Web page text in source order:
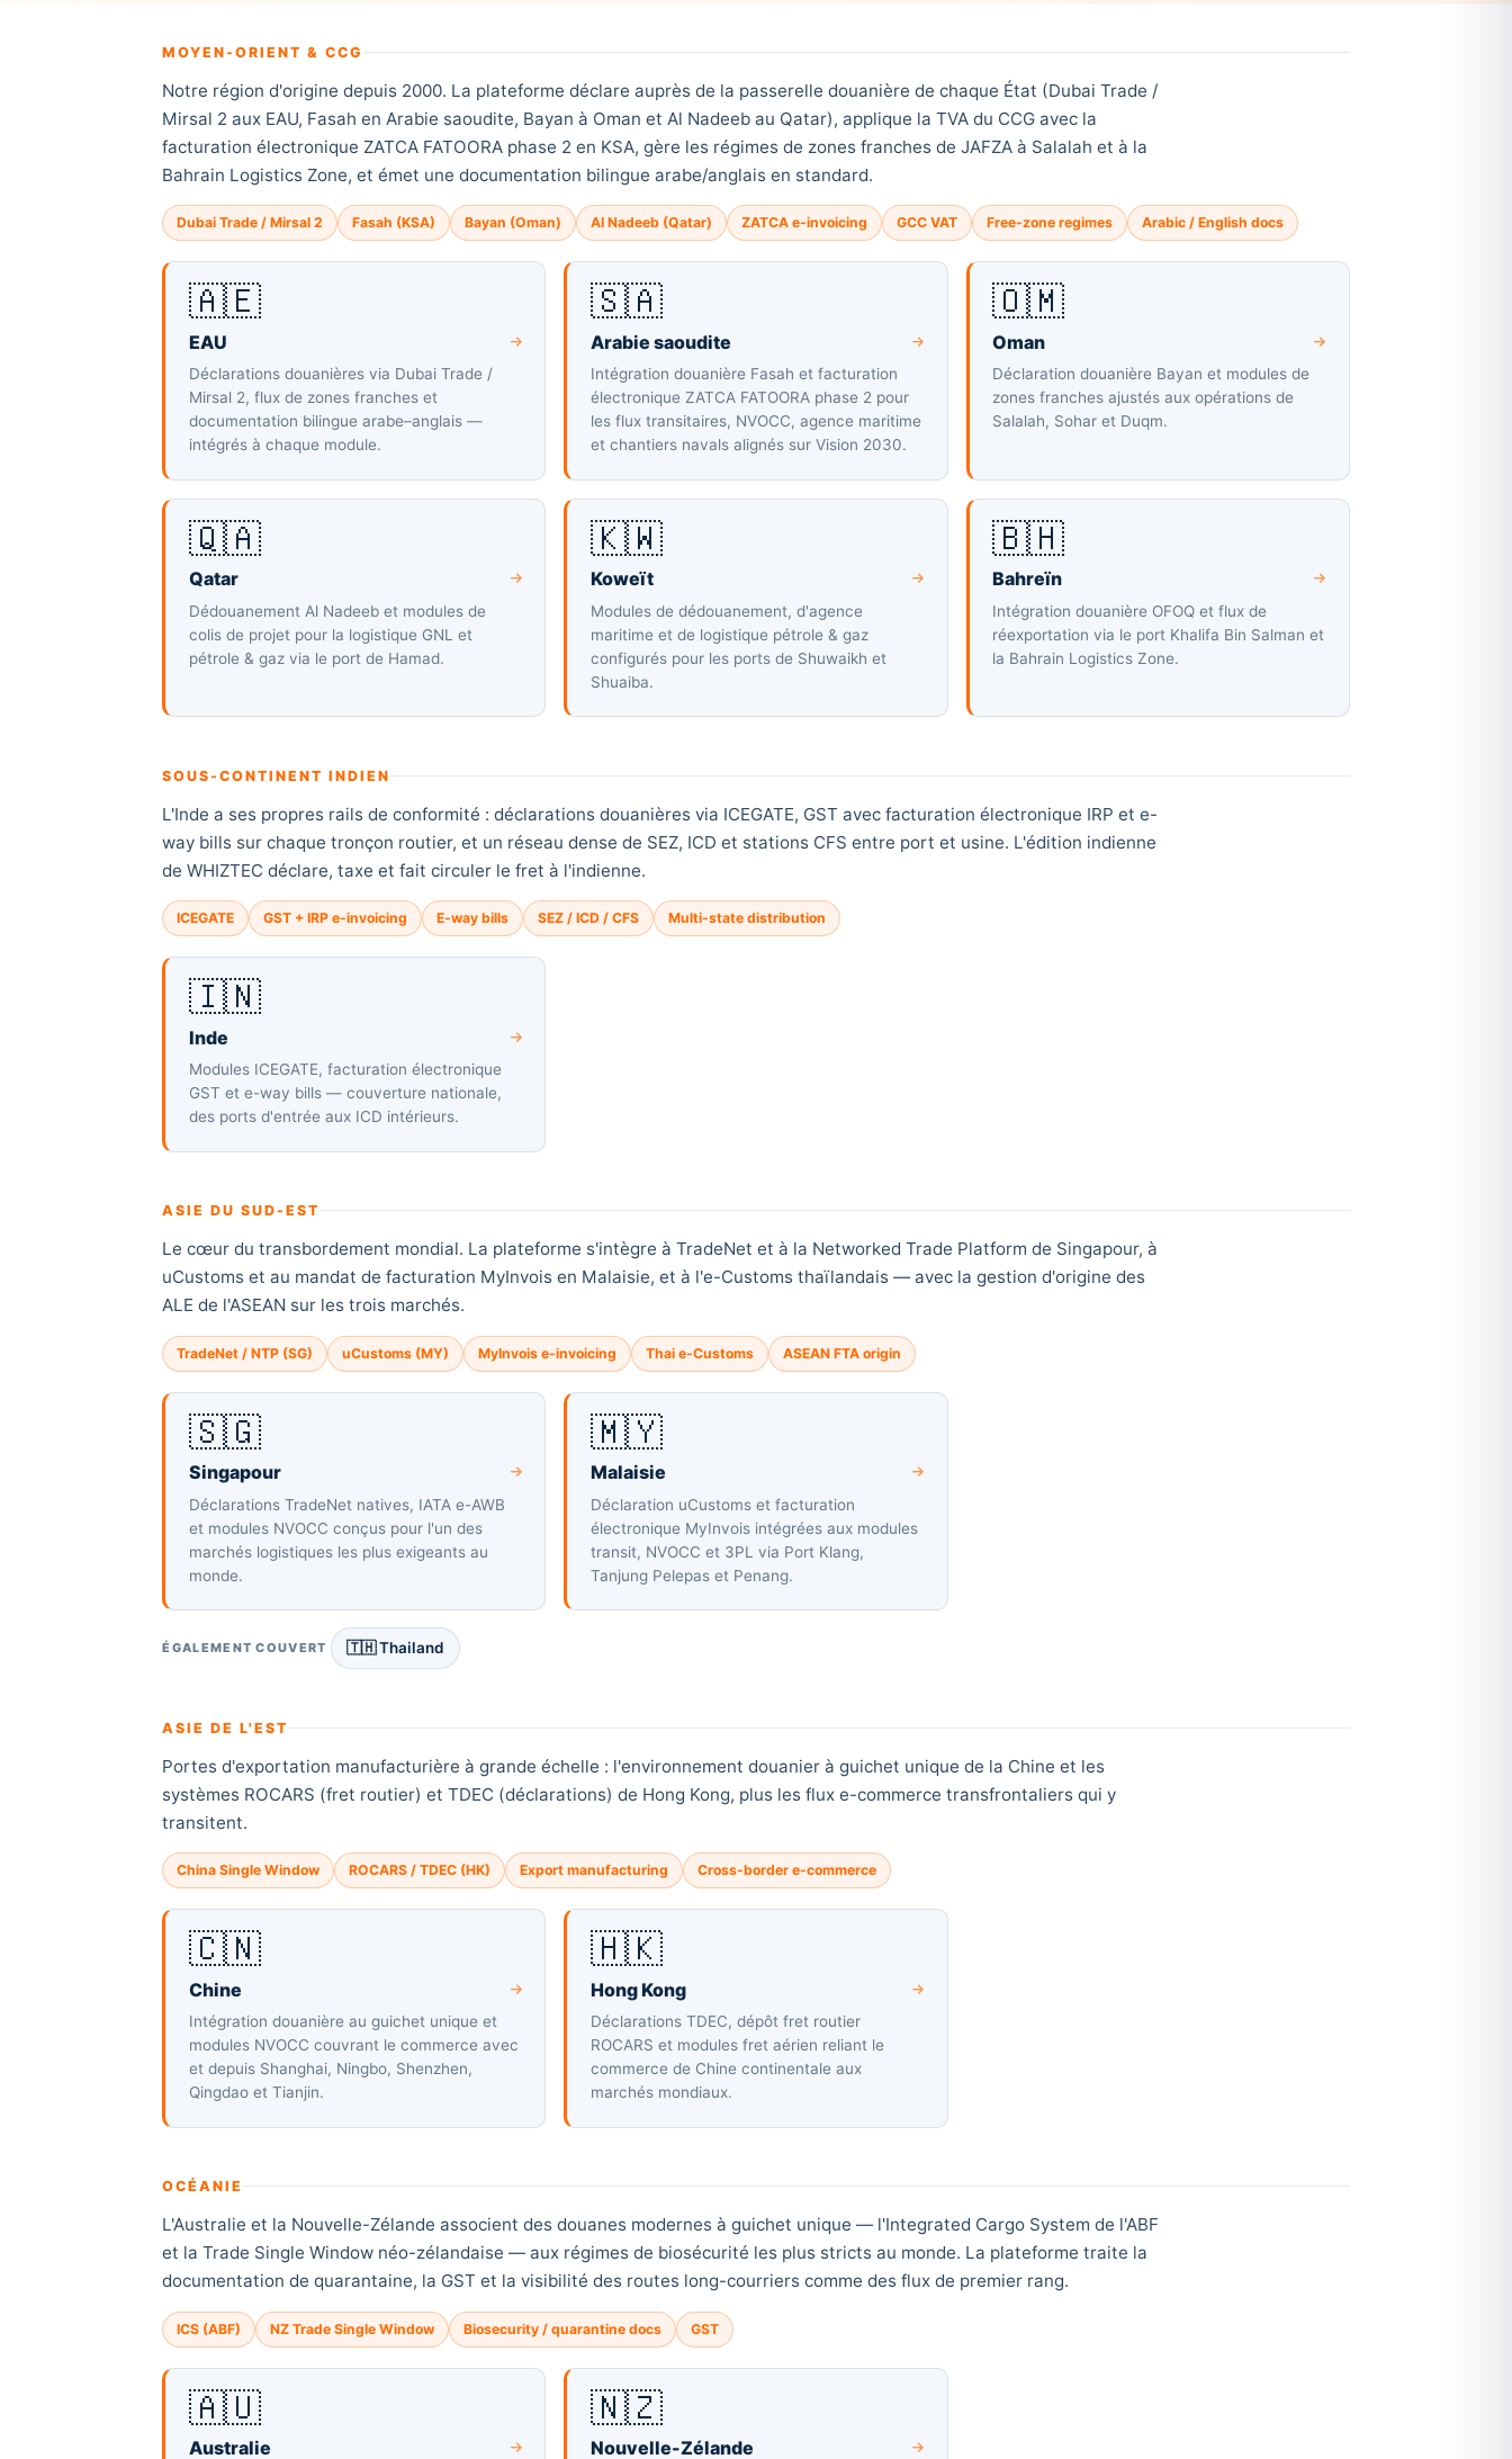
MOYEN-ORIENT & CCG
Notre région d'origine depuis 2000. La plateforme déclare auprès de la passerelle douanière de chaque État (Dubai Trade /
Mirsal 2 aux EAU, Fasah en Arabie saoudite, Bayan à Oman et Al Nadeeb au Qatar), applique la TVA du CCG avec la
facturation électronique ZATCA FATOORA phase 2 en KSA, gère les régimes de zones franches de JAFZA à Salalah et à la
Bahrain Logistics Zone, et émet une documentation bilingue arabe/anglais en standard.
Dubai Trade / Mirsal 2 Fasah (KSA) Bayan (Oman) Al Nadeeb (Qatar) ZATCA e-invoicing GCC VAT Free-zone regimes Arabic / English docs
🇦🇪
EAU
Déclarations douanières via Dubai Trade /
Mirsal 2, flux de zones franches et
documentation bilingue arabe–anglais —
intégrés à chaque module.
🇸🇦
Arabie saoudite
Intégration douanière Fasah et facturation
électronique ZATCA FATOORA phase 2 pour
les flux transitaires, NVOCC, agence maritime
et chantiers navals alignés sur Vision 2030.
🇴🇲
Oman
Déclaration douanière Bayan et modules de
zones franches ajustés aux opérations de
Salalah, Sohar et Duqm.
🇶🇦
Qatar
Dédouanement Al Nadeeb et modules de
colis de projet pour la logistique GNL et
pétrole & gaz via le port de Hamad.
🇰🇼
Koweït
Modules de dédouanement, d'agence
maritime et de logistique pétrole & gaz
configurés pour les ports de Shuwaikh et
Shuaiba.
🇧🇭
Bahreïn
Intégration douanière OFOQ et flux de
réexportation via le port Khalifa Bin Salman et
la Bahrain Logistics Zone.
SOUS-CONTINENT INDIEN
L'Inde a ses propres rails de conformité : déclarations douanières via ICEGATE, GST avec facturation électronique IRP et e-
way bills sur chaque tronçon routier, et un réseau dense de SEZ, ICD et stations CFS entre port et usine. L'édition indienne
de WHIZTEC déclare, taxe et fait circuler le fret à l'indienne.
ICEGATE GST + IRP e-invoicing E-way bills SEZ / ICD / CFS Multi-state distribution
🇮🇳
Inde
Modules ICEGATE, facturation électronique
GST et e-way bills — couverture nationale,
des ports d'entrée aux ICD intérieurs.
ASIE DU SUD-EST
Le cœur du transbordement mondial. La plateforme s'intègre à TradeNet et à la Networked Trade Platform de Singapour, à
uCustoms et au mandat de facturation MyInvois en Malaisie, et à l'e-Customs thaïlandais — avec la gestion d'origine des
ALE de l'ASEAN sur les trois marchés.
TradeNet / NTP (SG) uCustoms (MY) MyInvois e-invoicing Thai e-Customs ASEAN FTA origin
🇸🇬
Singapour
Déclarations TradeNet natives, IATA e-AWB
et modules NVOCC conçus pour l'un des
marchés logistiques les plus exigeants au
monde.
🇲🇾
Malaisie
Déclaration uCustoms et facturation
électronique MyInvois intégrées aux modules
transit, NVOCC et 3PL via Port Klang,
Tanjung Pelepas et Penang.
ÉGALEMENT COUVERT 🇹🇭 Thailand
ASIE DE L'EST
Portes d'exportation manufacturière à grande échelle : l'environnement douanier à guichet unique de la Chine et les
systèmes ROCARS (fret routier) et TDEC (déclarations) de Hong Kong, plus les flux e-commerce transfrontaliers qui y
transitent.
China Single Window ROCARS / TDEC (HK) Export manufacturing Cross-border e-commerce
🇨🇳
Chine
Intégration douanière au guichet unique et
modules NVOCC couvrant le commerce avec
et depuis Shanghai, Ningbo, Shenzhen,
Qingdao et Tianjin.
🇭🇰
Hong Kong
Déclarations TDEC, dépôt fret routier
ROCARS et modules fret aérien reliant le
commerce de Chine continentale aux
marchés mondiaux.
OCÉANIE
L'Australie et la Nouvelle-Zélande associent des douanes modernes à guichet unique — l'Integrated Cargo System de l'ABF
et la Trade Single Window néo-zélandaise — aux régimes de biosécurité les plus stricts au monde. La plateforme traite la
documentation de quarantaine, la GST et la visibilité des routes long-courriers comme des flux de premier rang.
ICS (ABF) NZ Trade Single Window Biosecurity / quarantine docs GST
🇦🇺
Australie
🇳🇿
Nouvelle-Zélande